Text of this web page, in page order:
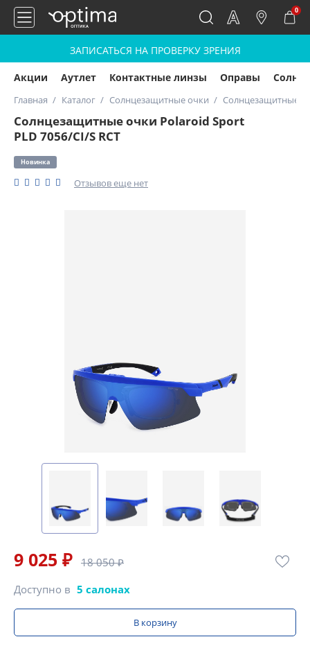
0
ЗАПИСАТЬСЯ НА ПРОВЕРКУ ЗРЕНИЯ
Акции Аутлет Контактные линзы Оправы
Главная Каталог Солнцезащитные очки Солнцезащитные
Солнцезащитные очки Polaroid Sport
PLD 7056/CI/S RCT
Новинка
Отзывов еще нет
9 025 ₽ 18 050 ₽
Доступно в 5 салонах
В корзину